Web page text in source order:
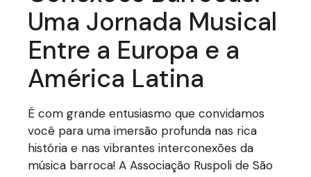
Uma Jornada Musical
Entre a Europa e a
América Latina
É com grande entusiasmo que convidamos
você para uma imersão profunda nas rica
história e nas vibrantes interconexões da
música barroca! A Associação Ruspoli de São